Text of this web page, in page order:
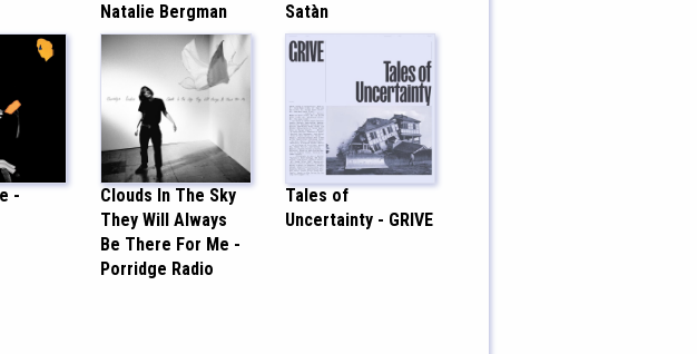
Natalie Bergman
Satàn
-
Clouds In The Sky
They Will Always
Be There For Me -
Porridge Radio
Tales of
Uncertainty - GRIVE